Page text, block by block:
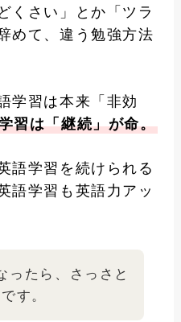
くさい」とか「ツラ
めて、違う勉強方法
学習は本来「非効
習は「継続」が命。
語学習を続けられる
語学習も英語力アッ
ったら、さっさと
す。